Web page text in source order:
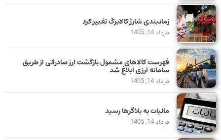
زمانبندی شارژ کالابرگ تغییر کرد
مرداد 14, 1405
فهرست کالاهای مشمول بازگشت ارز صادراتی از طریق
سامانه ارزی ابلاغ شد
مرداد 14, 1405
مالیات به بلاگرها رسید
مرداد 14, 1405